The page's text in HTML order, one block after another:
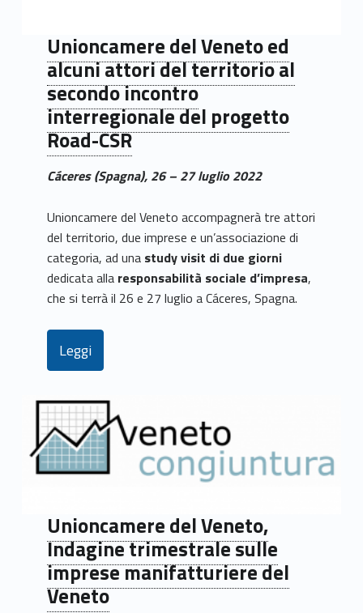
Unioncamere del Veneto ed
alcuni attori del territorio al
secondo incontro
interregionale del progetto
Road-CSR
Cáceres (Spagna), 26 – 27 luglio 2022
Unioncamere del Veneto accompagnerà tre attori
del territorio, due imprese e un’associazione di
categoria, ad una study visit di due giorni
dedicata alla responsabilità sociale d’impresa,
che si terrà il 26 e 27 luglio a Cáceres, Spagna.
Leggi
Unioncamere del Veneto,
Indagine trimestrale sulle
imprese manifatturiere del
Veneto